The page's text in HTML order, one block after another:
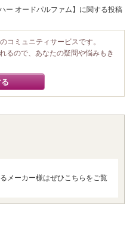
ー オードパルファム】に関する投稿
コミュニティサービスです。
るので、あなたの疑問や悩みもき
メーカー様はぜひこちらをご覧